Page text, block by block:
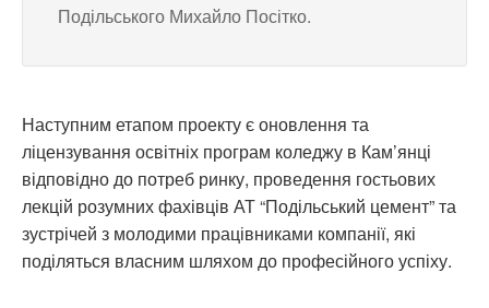
Подільського Михайло Посітко.
Наступним етапом проекту є оновлення та
ліцензування освітніх програм коледжу в Кам’янці
відповідно до потреб ринку, проведення гостьових
лекцій розумних фахівців АТ “Подільський цемент” та
зустрічей з молодими працівниками компанії, які
поділяться власним шляхом до професійного успіху.